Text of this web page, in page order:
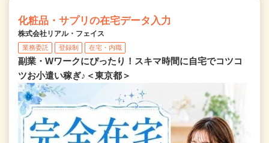
化粧品・サプリの在宅データ入力
株式会社リアル・フェイス
業務委託 登録制 在宅・内職
副業・Wワークにぴったり！スキマ時間に自宅でコツコ
ツお小遣い稼ぎ♪＜東京都＞